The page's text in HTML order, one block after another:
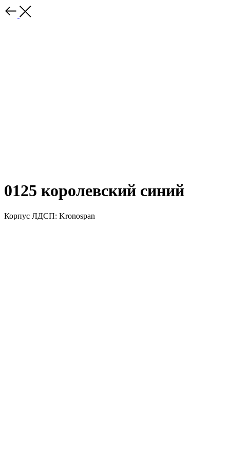
0125 королевский синий
Корпус ЛДСП: Kronospan